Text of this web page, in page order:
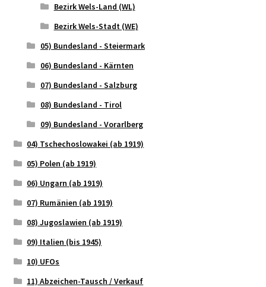
Bezirk Wels-Land (WL)
Bezirk Wels-Stadt (WE)
05) Bundesland - Steiermark
06) Bundesland - Kärnten
07) Bundesland - Salzburg
08) Bundesland - Tirol
09) Bundesland - Vorarlberg
04) Tschechoslowakei (ab 1919)
05) Polen (ab 1919)
06) Ungarn (ab 1919)
07) Rumänien (ab 1919)
08) Jugoslawien (ab 1919)
09) Italien (bis 1945)
10) UFOs
11) Abzeichen-Tausch / Verkauf